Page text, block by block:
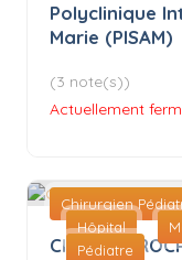
Polyclinique
Marie (PISAM)
(3 note(s))
Actuellement
Chirurgien
Hôpital
Pédiatre
Clinique